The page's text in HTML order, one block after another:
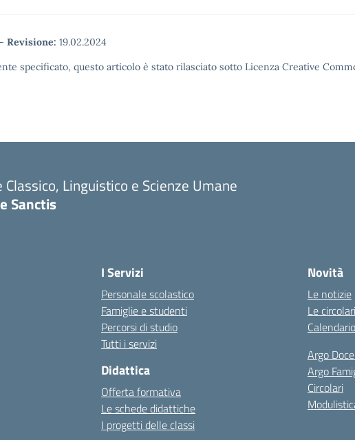
- Revisione: 19.02.2024
specificato, questo articolo è stato rilasciato sotto Licenza Creative
Classico, Linguistico e Scienze Umane
Sanctis
I Servizi
Personale scolastico
Famiglie e studenti
Percorsi di studio
Tutti i servizi
Didattica
Offerta formativa
Le schede didattiche
I progetti delle classi
Novità
Le notizie
Le circolari
Argo
Argo
Circolari